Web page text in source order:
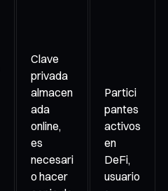
Clave
privada
almacen
ada
online,
es
necesari
o hacer
Partici
pantes
activos
en
DeFi,
usuario